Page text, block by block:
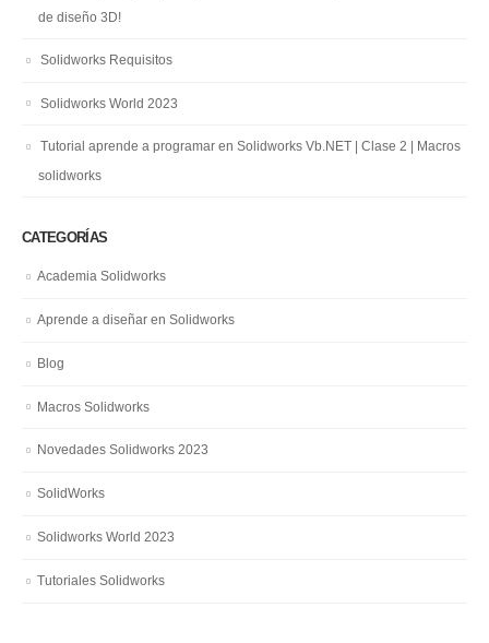
de diseño 3D!
Solidworks Requisitos
Solidworks World 2023
Tutorial aprende a programar en Solidworks Vb.NET | Clase 2 | Macros
solidworks
CATEGORÍAS
Academia Solidworks
Aprende a diseñar en Solidworks
Blog
Macros Solidworks
Novedades Solidworks 2023
SolidWorks
Solidworks World 2023
Tutoriales Solidworks